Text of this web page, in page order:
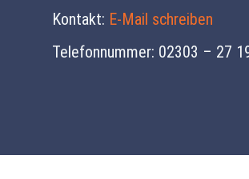
Kontakt: E-Mail schreiben
Telefonnummer: 02303 – 27